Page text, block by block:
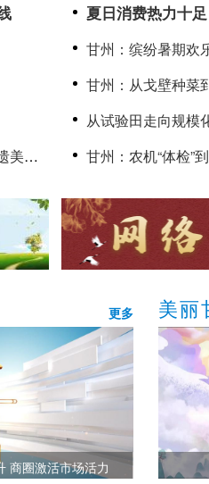
美食
夏日消费热力十
甘州：缤纷暑期欢
点
甘州：从戈壁种菜
富路
从试验田走向规模
家粮食安全
甘州：农机“体检”
更多
商圈激活市场活力
美丽